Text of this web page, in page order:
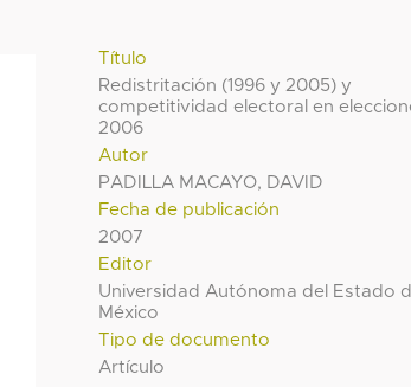
Título
Redistritación (1996 y 2005) y
competitividad electoral en
2006
Autor
PADILLA MACAYO, DAVID
Fecha de publicación
2007
Editor
Universidad Autónoma del Estado
México
Tipo de documento
Artículo